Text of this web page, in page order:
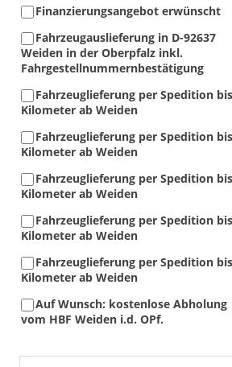
Finanzierungsangebot erwünscht
Fahrzeugauslieferung in D-92637
Weiden in der Oberpfalz inkl.
Fahrgestellnummernbestätigung
Fahrzeuglieferung per Spedition
Kilometer ab Weiden
Fahrzeuglieferung per Spedition
Kilometer ab Weiden
Fahrzeuglieferung per Spedition
Kilometer ab Weiden
Fahrzeuglieferung per Spedition
Kilometer ab Weiden
Fahrzeuglieferung per Spedition
Kilometer ab Weiden
Auf Wunsch: kostenlose Abholung
vom HBF Weiden i.d. OPf.